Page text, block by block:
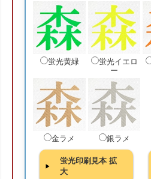
蛍光黄緑
蛍光イエロ
ー
金ラメ 銀ラメ
蛍光印刷見本 拡
大